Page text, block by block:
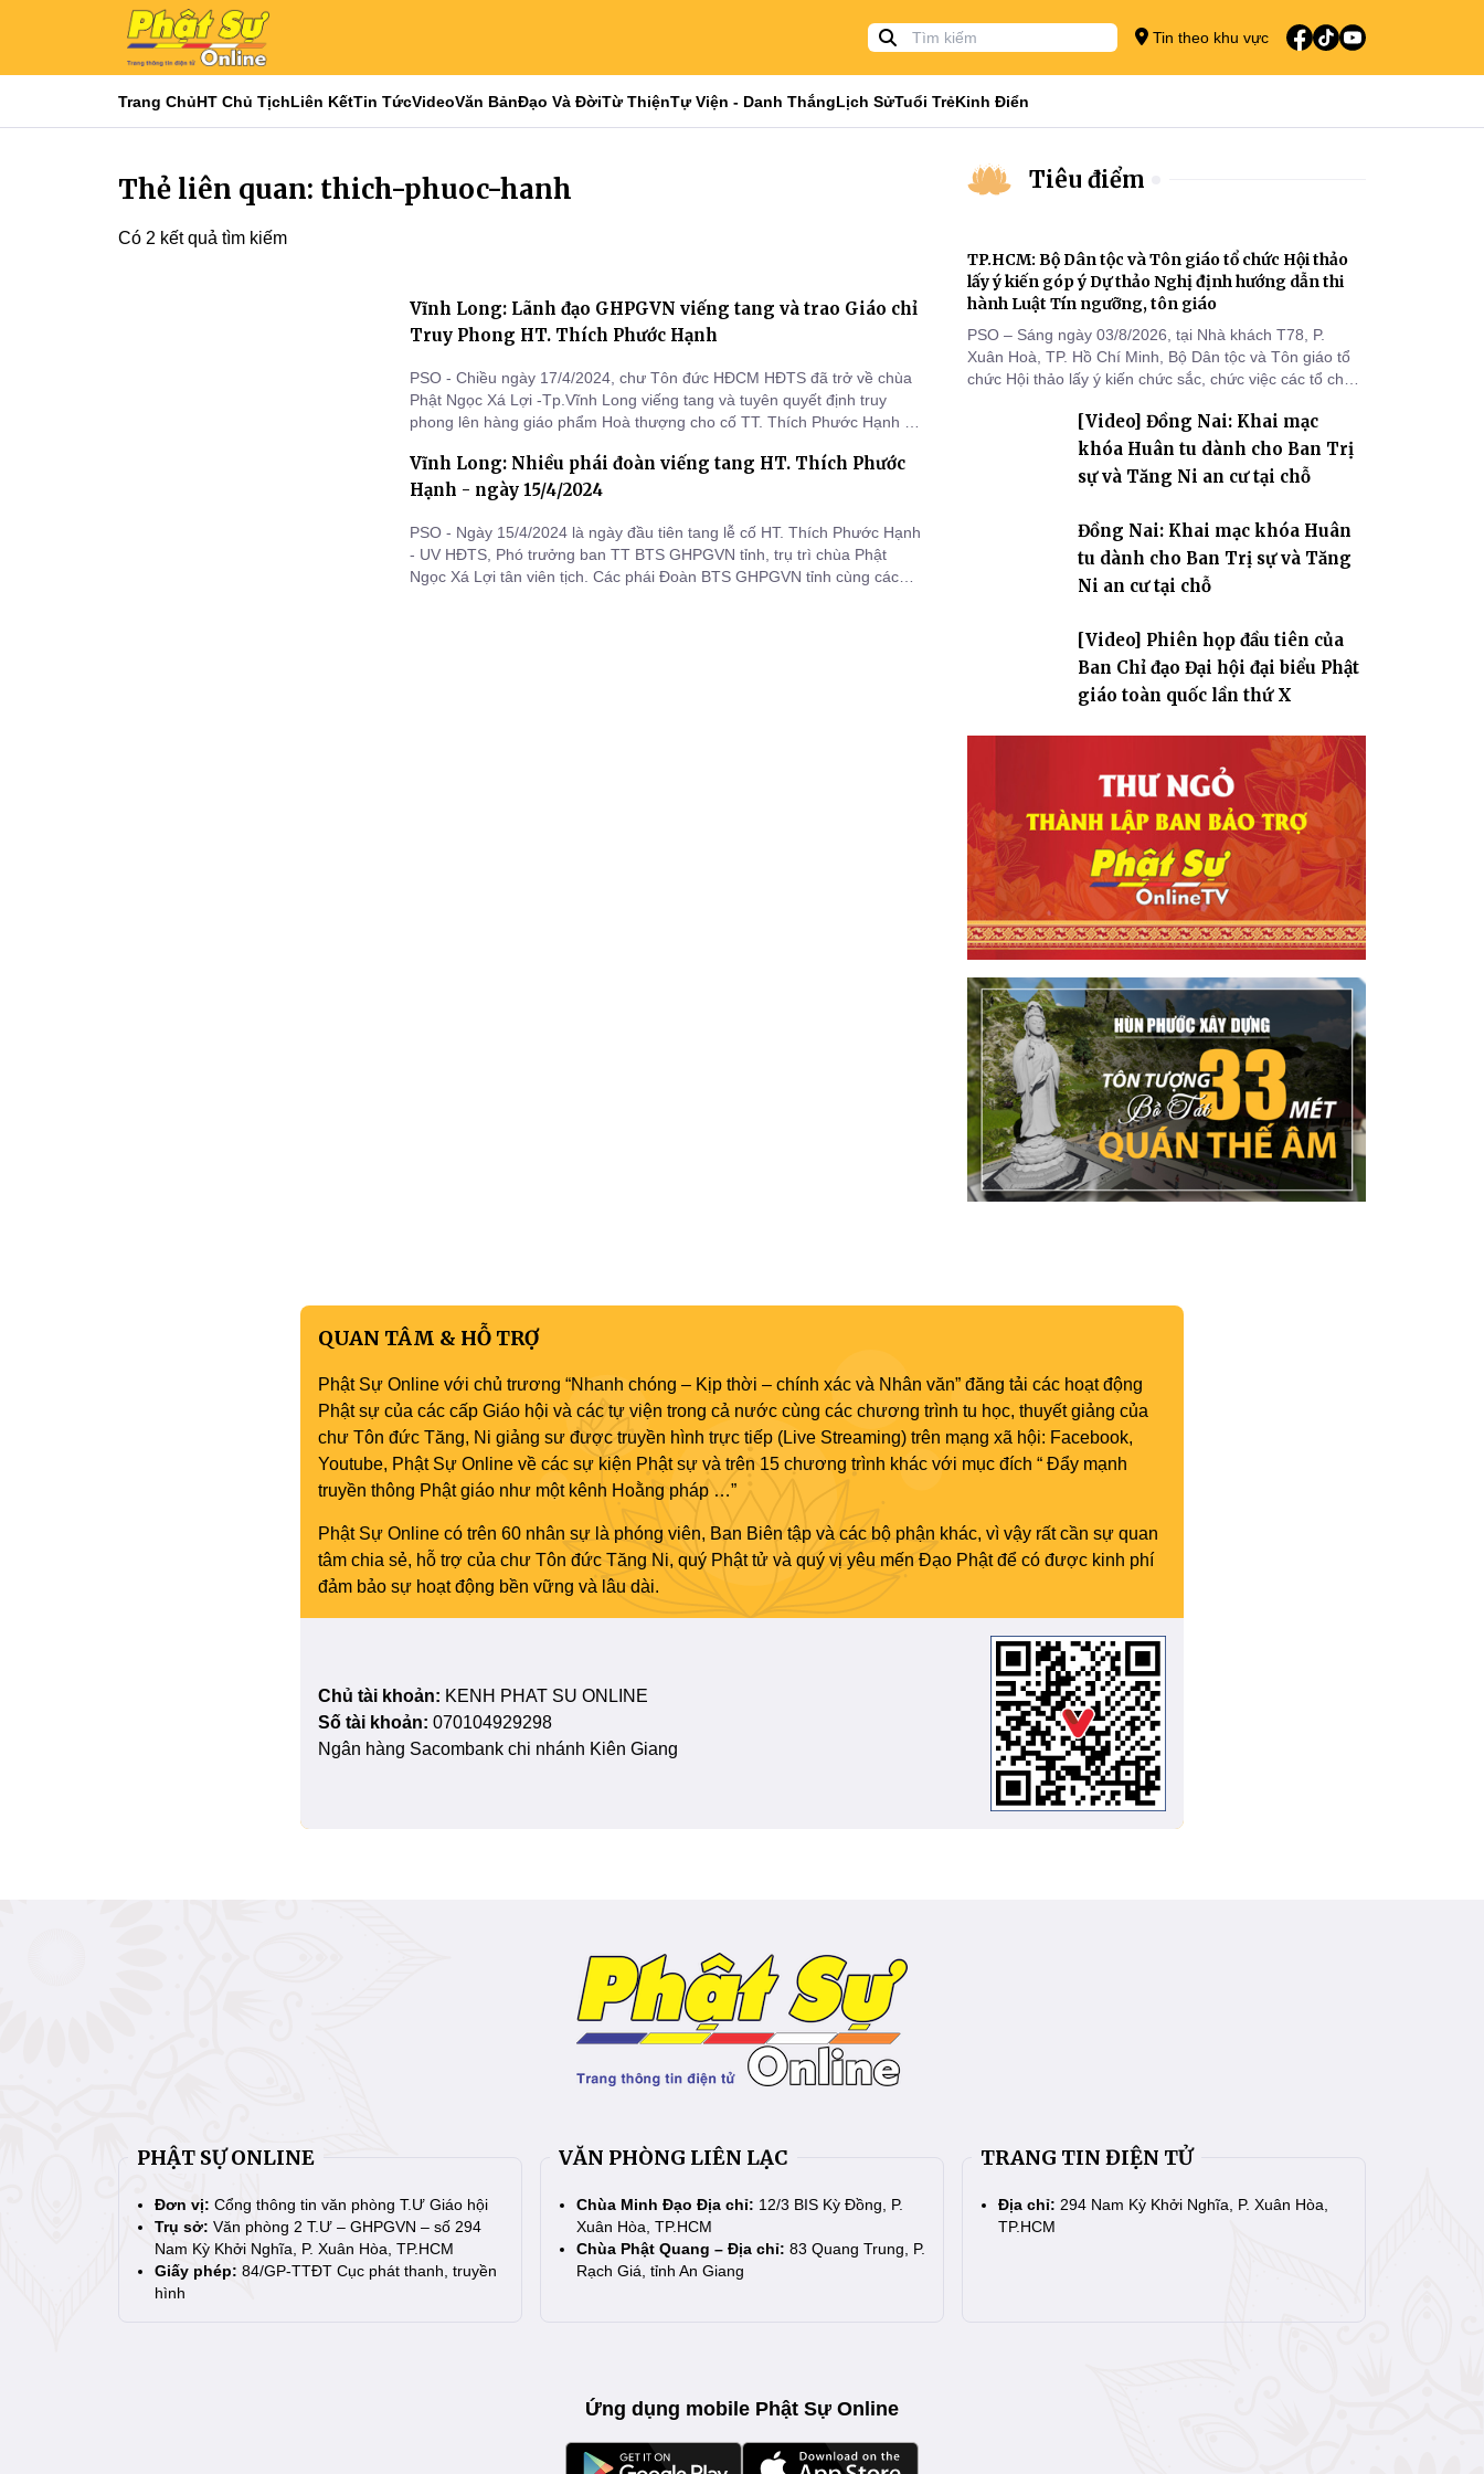
Tin theo khu vực
Trang ChủHT Chủ TịchLiên KếtTin TứcVideoVăn BảnĐạo Và ĐờiTừ ThiệnTự Viện - Danh ThắngLịch SửTuổi TrẻKinh Điển
Thẻ liên quan: thich-phuoc-hanh
Có 2 kết quả tìm kiếm
Vĩnh Long: Lãnh đạo GHPGVN viếng tang và trao Giáo chỉ
Truy Phong HT. Thích Phước Hạnh
PSO - Chiều ngày 17/4/2024, chư Tôn đức HĐCM HĐTS đã trở về chùa
Phật Ngọc Xá Lợi -Tp.Vĩnh Long viếng tang và tuyên quyết định truy
phong lên hàng giáo phẩm Hoà thượng cho cố TT. Thích Phước Hạnh uỷ
Vĩnh Long: Nhiều phái đoàn viếng tang HT. Thích Phước
Hạnh - ngày 15/4/2024
PSO - Ngày 15/4/2024 là ngày đầu tiên tang lễ cố HT. Thích Phước Hạnh
- UV HĐTS, Phó trưởng ban TT BTS GHPGVN tỉnh, trụ trì chùa Phật
Ngọc Xá Lợi tân viên tịch. Các phái Đoàn BTS GHPGVN tỉnh cùng các
Tiêu điểm
TP.HCM: Bộ Dân tộc và Tôn giáo tổ chức Hội thảo
lấy ý kiến góp ý Dự thảo Nghị định hướng dẫn thi
hành Luật Tín ngưỡng, tôn giáo
PSO – Sáng ngày 03/8/2026, tại Nhà khách T78, P.
Xuân Hoà, TP. Hồ Chí Minh, Bộ Dân tộc và Tôn giáo tổ
chức Hội thảo lấy ý kiến chức sắc, chức việc các tổ chức
các tỉnh, thành phố khu vực phía Nam nhằm góp ý hoàn
thiện hồ sơ Dự thảo Nghị định quy định chi tiết một số
điều và biện pháp để tổ chức
[Video] Đồng Nai: Khai mạc
khóa Huân tu dành cho Ban Trị
sự và Tăng Ni an cư tại chỗ
Đồng Nai: Khai mạc khóa Huân
tu dành cho Ban Trị sự và Tăng
Ni an cư tại chỗ
[Video] Phiên họp đầu tiên của
Ban Chỉ đạo Đại hội đại biểu Phật
giáo toàn quốc lần thứ X
QUAN TÂM & HỖ TRỢ
Phật Sự Online với chủ trương “Nhanh chóng – Kịp thời – chính xác và Nhân văn” đăng tải các hoạt động
Phật sự của các cấp Giáo hội và các tự viện trong cả nước cùng các chương trình tu học, thuyết giảng của
chư Tôn đức Tăng, Ni giảng sư được truyền hình trực tiếp (Live Streaming) trên mạng xã hội: Facebook,
Youtube, Phật Sự Online về các sự kiện Phật sự và trên 15 chương trình khác với mục đích “ Đẩy mạnh
truyền thông Phật giáo như một kênh Hoằng pháp …”
Phật Sự Online có trên 60 nhân sự là phóng viên, Ban Biên tập và các bộ phận khác, vì vậy rất cần sự quan
tâm chia sẻ, hỗ trợ của chư Tôn đức Tăng Ni, quý Phật tử và quý vị yêu mến Đạo Phật để có được kinh phí
đảm bảo sự hoạt động bền vững và lâu dài.
Chủ tài khoản: KENH PHAT SU ONLINE
Số tài khoản: 070104929298
Ngân hàng Sacombank chi nhánh Kiên Giang
PHẬT SỰ ONLINE
Đơn vị: Cổng thông tin văn phòng T.Ư Giáo hội
Trụ sở: Văn phòng 2 T.Ư – GHPGVN – số 294
Nam Kỳ Khởi Nghĩa, P. Xuân Hòa, TP.HCM
Giấy phép: 84/GP-TTĐT Cục phát thanh, truyền
hình
VĂN PHÒNG LIÊN LẠC
Chùa Minh Đạo Địa chỉ: 12/3 BIS Kỳ Đồng, P.
Xuân Hòa, TP.HCM
Chùa Phật Quang – Địa chỉ: 83 Quang Trung, P.
Rạch Giá, tỉnh An Giang
TRANG TIN ĐIỆN TỬ
Địa chỉ: 294 Nam Kỳ Khởi Nghĩa, P. Xuân Hòa,
TP.HCM
Ứng dụng mobile Phật Sự Online